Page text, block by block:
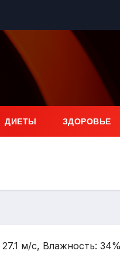
ДИЕТЫ ЗДОРОВЬЕ
м/с, Влажность: 34%